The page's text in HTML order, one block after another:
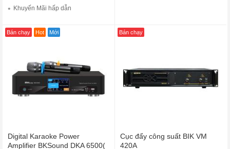
Khuyến Mãi hấp dẫn
Digital Karaoke Power
Amplifier BKSound DKA 6500(
Bán chạy Hot Mới
Cục đẩy công suất BIK VM
420A
Bán chạy